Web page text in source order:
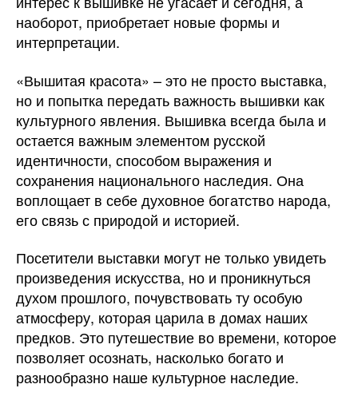
наоборот, приобретает новые формы и
интерпретации.
«Вышитая красота» – это не просто выставка,
но и попытка передать важность вышивки как
культурного явления. Вышивка всегда была и
остается важным элементом русской
идентичности, способом выражения и
сохранения национального наследия. Она
воплощает в себе духовное богатство народа,
его связь с природой и историей.
Посетители выставки могут не только увидеть
произведения искусства, но и проникнуться
духом прошлого, почувствовать ту особую
атмосферу, которая царила в домах наших
предков. Это путешествие во времени, которое
позволяет осознать, насколько богато и
разнообразно наше культурное наследие.